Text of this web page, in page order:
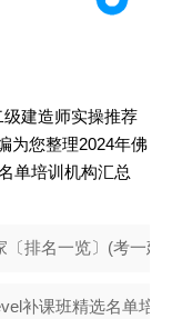
建造师实操推荐
为您整理2024年佛
单培训机构汇总
排名一览〕(考一建
补课班精选名单培